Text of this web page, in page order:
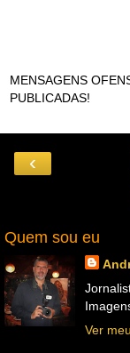
MENSAGENS
PUBLICADAS!
‹
Quem sou eu
Ver